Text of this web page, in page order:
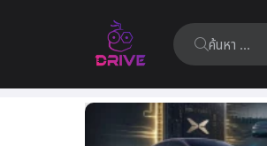
ค้นหา:
เรื่อง